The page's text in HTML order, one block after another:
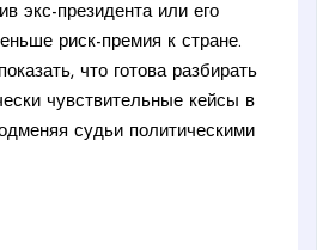
экс-президента или его
риск-премия к стране.
что готова разбирать
чувствительные кейсы в
судьи политическими